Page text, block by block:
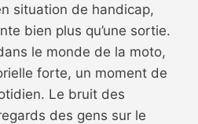
situation de handicap,
bien plus qu’une sortie.
le monde de la moto,
forte, un moment de
Le bruit des
des gens sur le